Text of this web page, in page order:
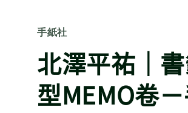
手紙社
北澤平祐｜
型MEMO卷